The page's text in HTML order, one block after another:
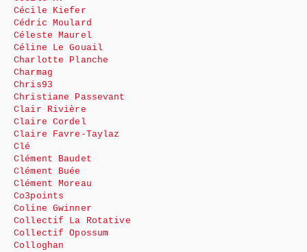
Cécile Kiefer
Cédric Moulard
Céleste Maurel
Céline Le Gouail
Charlotte Planche
Charmag
Chris93
Christiane Passevant
Clair Rivière
Claire Cordel
Claire Favre-Taylaz
Clé
Clément Baudet
Clément Buée
Clément Moreau
Co3points
Coline Gwinner
Collectif La Rotative
Collectif Opossum
Colloghan